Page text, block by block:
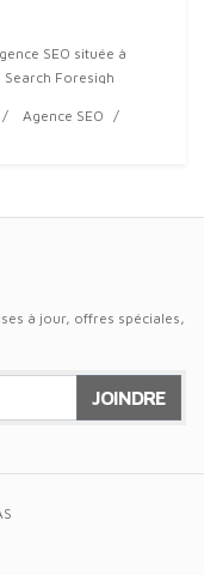
SEO située à
Foresigh
profe
Agence SEO
à jour, offres spéciales,
JOINDRE